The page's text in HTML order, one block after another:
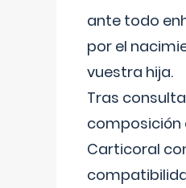
ante todo
por el
vuestra hija.
Tras
composición
Carticoral